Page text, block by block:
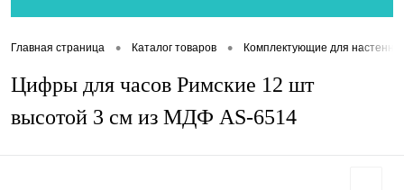
Главная страница • Каталог товаров • Комплектующие для
Цифры для часов Римские 12 шт
высотой 3 см из МДФ AS-6514